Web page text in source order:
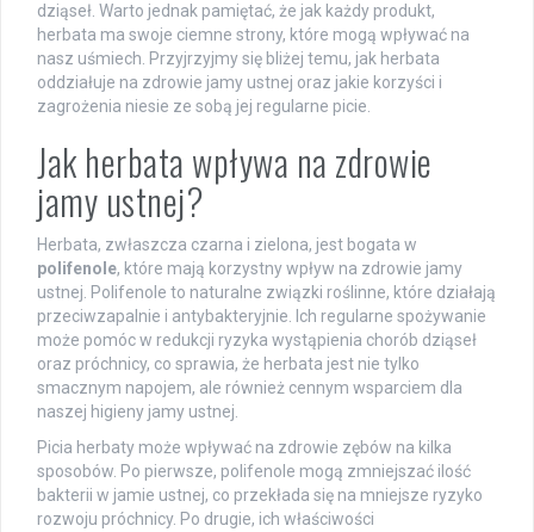
dziąseł. Warto jednak pamiętać, że jak każdy produkt,
herbata ma swoje ciemne strony, które mogą wpływać na
nasz uśmiech. Przyjrzyjmy się bliżej temu, jak herbata
oddziałuje na zdrowie jamy ustnej oraz jakie korzyści i
zagrożenia niesie ze sobą jej regularne picie.
Jak herbata wpływa na zdrowie
jamy ustnej?
Herbata, zwłaszcza czarna i zielona, jest bogata w
polifenole, które mają korzystny wpływ na zdrowie jamy
ustnej. Polifenole to naturalne związki roślinne, które działają
przeciwzapalnie i antybakteryjnie. Ich regularne spożywanie
może pomóc w redukcji ryzyka wystąpienia chorób dziąseł
oraz próchnicy, co sprawia, że herbata jest nie tylko
smacznym napojem, ale również cennym wsparciem dla
naszej higieny jamy ustnej.
Picia herbaty może wpływać na zdrowie zębów na kilka
sposobów. Po pierwsze, polifenole mogą zmniejszać ilość
bakterii w jamie ustnej, co przekłada się na mniejsze ryzyko
rozwoju próchnicy. Po drugie, ich właściwości